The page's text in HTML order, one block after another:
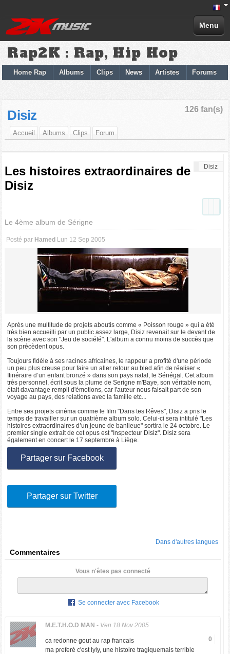
Menu
Rap2K : Rap, Hip Hop
Home Rap Albums Clips News Artistes Forums
126 fan(s)
Disiz
Accueil Albums Clips Forum
Disiz
Les histoires extraordinaires de
Disiz
Le 4ème album de Sérigne
Posté par Hamed Lun 12 Sep 2005
Après une multitude de projets aboutis comme « Poisson rouge » qui a été
très bien accueilli par un public assez large, Disiz revenait sur le devant de
la scène avec son "Jeu de société". L'album a connu moins de succès que
son précèdent opus.
Toujours fidèle à ses racines africaines, le rappeur a profité d'une période
un peu plus creuse pour faire un aller retour au bled afin de réaliser «
Itinéraire d’un enfant bronzé » dans son pays natal, le Sénégal. Cet album
très personnel, écrit sous la plume de Serigne m'Baye, son véritable nom,
était davantage rempli d'émotions, car l'auteur nous faisait part de son
voyage au pays, des relations avec la famille etc...
Entre ses projets cinéma comme le film "Dans tes Rêves", Disiz a pris le
temps de travailler sur un quatrième album solo. Celui-ci sera intitulé "Les
histoires extraordinaires d’un jeune de banlieue" sortira le 24 octobre. Le
premier single extrait de cet opus est "Inspecteur Disiz". Disiz sera
également en concert le 17 septembre à Liège.
Partager sur Facebook
Partager sur Twitter
Dans d'autres langues
Commentaires
Vous n'êtes pas connecté
Se connecter avec Facebook
M.E.T.H.O.D MAN - Ven 18 Nov 2005
0
ca redonne gout au rap francais
ma preferé c'est lyly, une histoire tragiquemais terrible